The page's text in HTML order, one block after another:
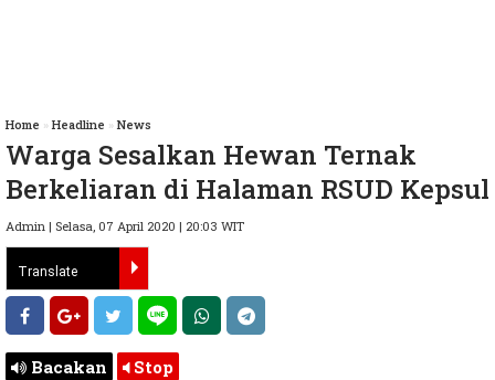
Home » Headline » News
Warga Sesalkan Hewan Ternak
Berkeliaran di Halaman RSUD Kepsul
Admin | Selasa, 07 April 2020 | 20:03 WIT
Bacakan Stop